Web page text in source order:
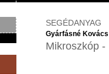
SEGÉDANYAG
Gyárfásné
Mikroszkóp -